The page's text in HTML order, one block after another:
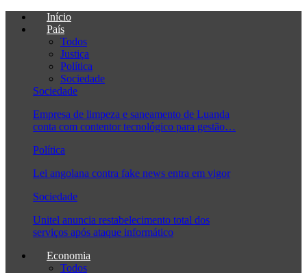
Início
País
Todos
Justiça
Política
Sociedade
Sociedade
Empresa de limpeza e saneamento de Luanda
conta com contentor tecnológico para gestão…
Política
Lei angolana contra fake news entra em vigor
Sociedade
Unitel anuncia restabelecimento total dos
serviços após ataque informático
Economia
Todos